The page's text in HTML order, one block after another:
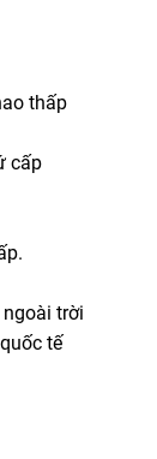
thấp
cấp
trời
tế